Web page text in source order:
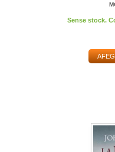
Sense stock.